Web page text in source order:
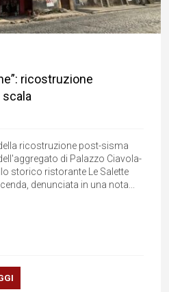
ricostruzione
ricostruzione post-sisma
di Palazzo Ciavola-
storico ristorante Le Salette
denunciata in una nota...